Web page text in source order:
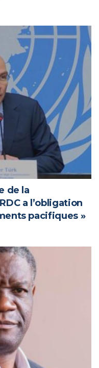
de la
a l’obligation
pacifiques »